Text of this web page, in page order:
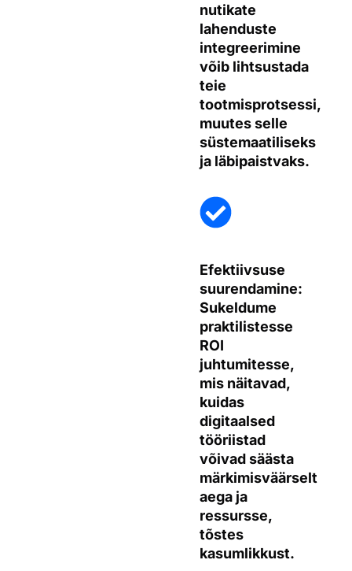
nutikate
lahenduste
integreerimine
võib lihtsustada
teie
tootmisprotsessi,
muutes selle
süstemaatiliseks
ja läbipaistvaks.
Efektiivsuse
suurendamine:
Sukeldume
praktilistesse
ROI
juhtumitesse,
mis näitavad,
kuidas
digitaalsed
tööriistad
võivad säästa
märkimisväärselt
aega ja
ressursse,
tõstes
kasumlikkust.